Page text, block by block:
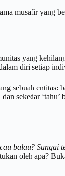
musafir yang
yang
diri setiap
sebuah
sekedar
balau? Sungai
oleh apa?